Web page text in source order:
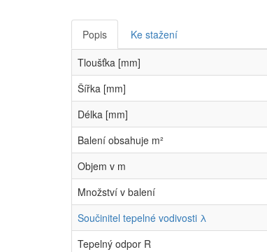
Popis
Ke stažení
Tloušťka [mm]
Šířka [mm]
Délka [mm]
Balení obsahuje m²
Objem v m
Množství v balení
Součinitel tepelné vodivosti λ
Tepelný odpor R